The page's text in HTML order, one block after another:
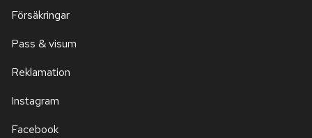
Försäkringar
Pass & visum
Reklamation
Instagram
Facebook